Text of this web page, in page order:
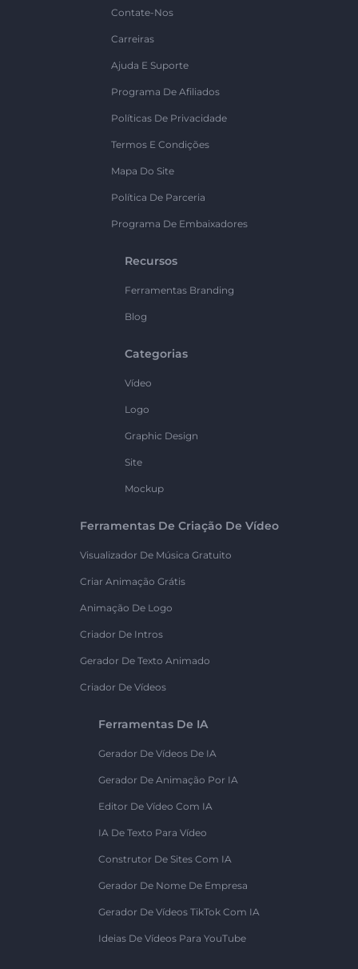
Contate-Nos
Carreiras
Ajuda E Suporte
Programa De Afiliados
Políticas De Privacidade
Termos E Condições
Mapa Do Site
Política De Parceria
Programa De Embaixadores
Recursos
Ferramentas Branding
Blog
Categorias
Vídeo
Logo
Graphic Design
Site
Mockup
Ferramentas De Criação De Vídeo
Visualizador De Música Gratuito
Criar Animação Grátis
Animação De Logo
Criador De Intros
Gerador De Texto Animado
Criador De Vídeos
Ferramentas De IA
Gerador De Vídeos De IA
Gerador De Animação Por IA
Editor De Vídeo Com IA
IA De Texto Para Vídeo
Construtor De Sites Com IA
Gerador De Nome De Empresa
Gerador De Vídeos TikTok Com IA
Ideias De Vídeos Para YouTube